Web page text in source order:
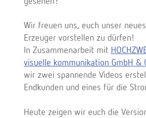
Wir freuen uns, euch unser
Erzeuger vorstellen zu dürfen!
In Zusammenarbeit mit
visuelle kommunikation GmbH &
wir zwei spannende Videos
Endkunden und eines für die
Heute zeigen wir euch die